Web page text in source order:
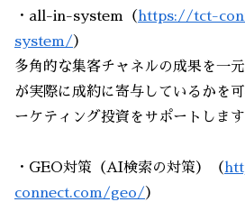
・all-in-system（ https://tct-
system/）
多角的な集客チャネルの成果を一
が実際に成約に寄与しているかを
ーケティング投資をサポートします
・GEO対策（AI検索の対策）（
connect.com/geo/）